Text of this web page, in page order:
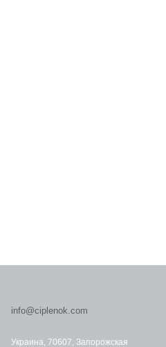
info@ciplenok.com
Украина, 70607, Запорожская